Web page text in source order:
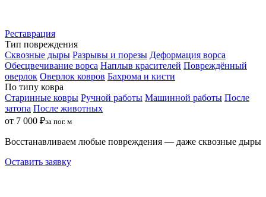
Реставрация
Тип повреждения
Сквозные дыры Разрывы и порезы Деформация ворса
Обесцвечивание ворса Наплыв красителей Повреждённый
оверлок Оверлок ковров Бахрома и кисти
По типу ковра
Старинные ковры Ручной работы Машинной работы После
затопа После животных
от 7 000 ₽за пог. м
Восстанавливаем любые повреждения — даже сквозные дыры
Оставить заявку